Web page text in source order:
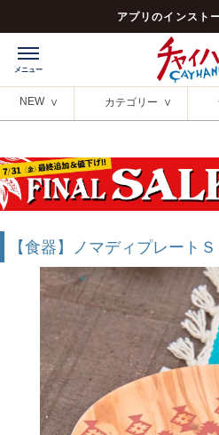
アプリのインスト
NEW カテゴリー
【食器】ノマディプレートＳ